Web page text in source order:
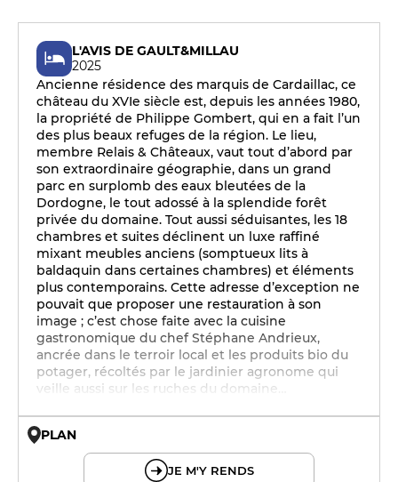
L'AVIS DE GAULT&MILLAU
2025
Ancienne résidence des marquis de Cardaillac, ce
château du XVIe siècle est, depuis les années 1980,
la propriété de Philippe Gombert, qui en a fait l’un
des plus beaux refuges de la région. Le lieu,
membre Relais & Châteaux, vaut tout d’abord par
son extraordinaire géographie, dans un grand
parc en surplomb des eaux bleutées de la
Dordogne, le tout adossé à la splendide forêt
privée du domaine. Tout aussi séduisantes, les 18
chambres et suites déclinent un luxe raffiné
mixant meubles anciens (somptueux lits à
baldaquin dans certaines chambres) et éléments
plus contemporains. Cette adresse d’exception ne
pouvait que proposer une restauration à son
image ; c’est chose faite avec la cuisine
gastronomique du chef Stéphane Andrieux,
ancrée dans le terroir local et les produits bio du
potager, récoltés par le jardinier agronome qui
veille aussi sur les ruches du domaine…
PLAN
JE M'Y RENDS